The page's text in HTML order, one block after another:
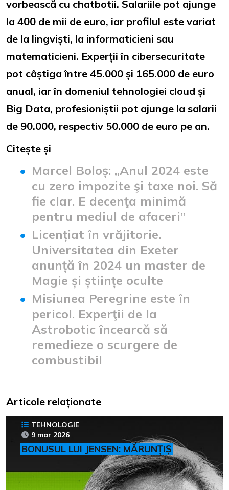
vorbească cu chatbotii. Salariile pot ajunge
la 400 de mii de euro, iar profilul este variat
de la lingviști, la informaticieni sau
matematicieni. Experții în cibersecuritate
pot câștiga între 45.000 și 165.000 de euro
anual, iar în domeniul tehnologiei cloud și
Big Data, profesioniștii pot ajunge la salarii
de 90.000, respectiv 50.000 de euro pe an.
Citește și
Marcel Boloș: „Anul 2024 este
cu zero impozite şi taxe noi. Să
fie clar. E decenţa minimă
pentru mediul de afaceri”
Licențiat în vrăjitorie.
Universitatea din Exeter
anunță în 2024 un master de
Magie și științe oculte
Misiunea Peregrine este în
pericol. Experţii de la
Astrobotic încearcă să
remedieze o scurgere de
combustibil
Articole relaționate
TEHNOLOGIE
9 mar 2026
BONUSUL LUI JENSEN: MĂRUNȚIȘ